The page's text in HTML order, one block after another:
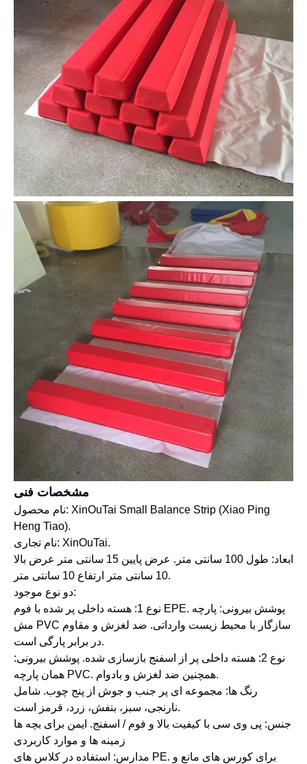
مشخصات فنی
نام محصول: XinOuTai Small Balance Strip (Xiao Ping
Heng Tiao).
نام تجاری: XinOuTai.
ابعاد: طول 100 سانتی متر. عرض پایین 15 سانتی متر عرض بالا
10 سانتی متر ارتفاع 10 سانتی متر.
دو نوع موجود:
نوع 1: هسته داخلی پر شده با فوم EPE. پوشش بیرونی: پارچه
مش PVC سازگار با محیط زیست وارداتی. ضد لغزش و مقاوم
در برابر پارگی است.
نوع 2: هسته داخلی پر از اسفنج بازسازی شده. پوشش بیرونی:
همان پارچه PVC. همچنین ضد لغزش و بادوام.
رنگ ها: مجموعه ای پر جنب و جوش از پنج چوب. شامل
نارنجی، سبز، بنفش، زرد، قرمز است.
جنس: پی وی سی با کیفیت بالا و فوم / اسفنج. ایمن برای بچه ها
زمینه ها و موارد کاربردی
مدارس: استفاده در کلاس های PE. برای کورس های مانع و